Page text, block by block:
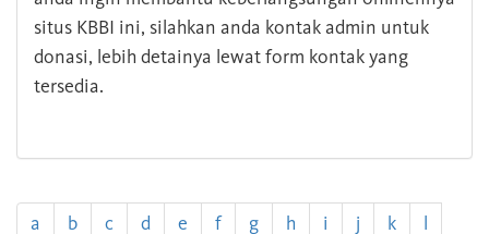
situs KBBI ini, silahkan anda kontak admin untuk
donasi, lebih detainya lewat form kontak yang
tersedia.
a b c d e f g h i j k l